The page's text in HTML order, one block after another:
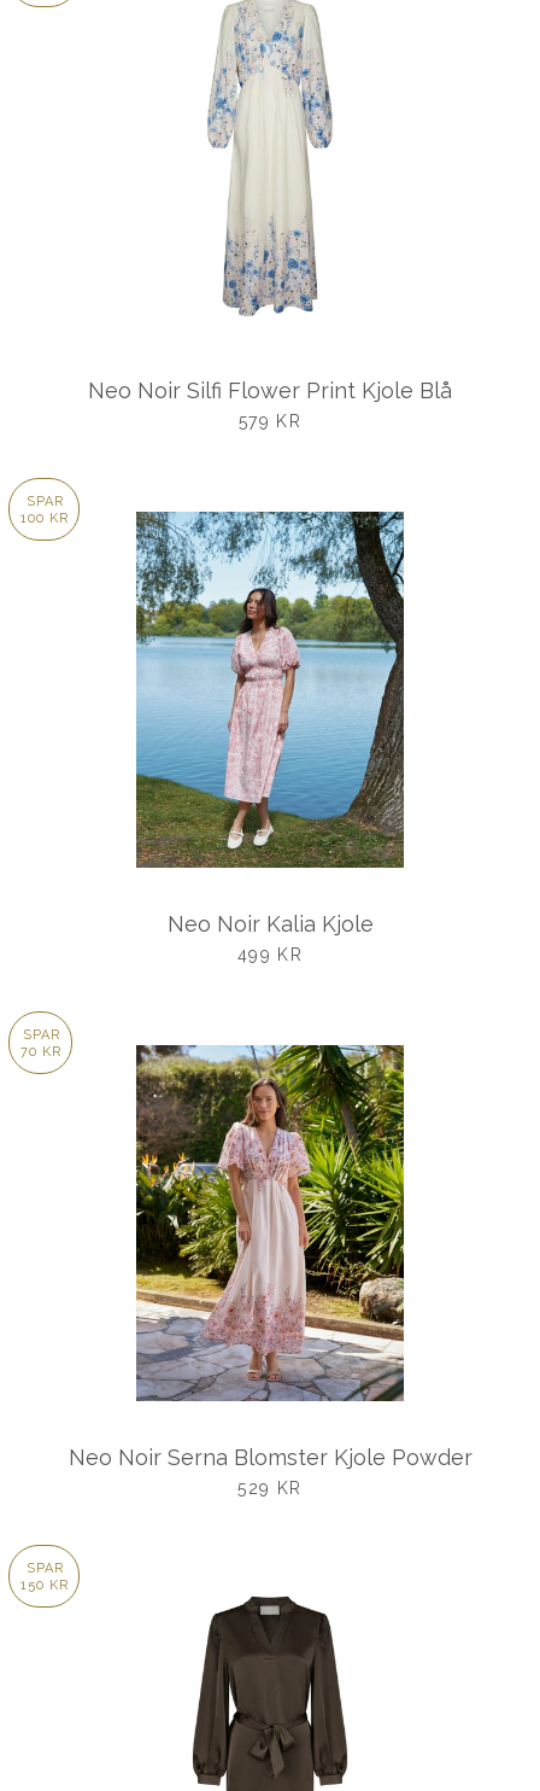
Neo Noir Silfi Flower Print Kjole Blå
UDSALGSPRIS
579 KR
SPAR
100 KR
Neo Noir Kalia Kjole
UDSALGSPRIS
499 KR
SPAR
70 KR
Neo Noir Serna Blomster Kjole Powder
UDSALGSPRIS
529 KR
SPAR
150 KR